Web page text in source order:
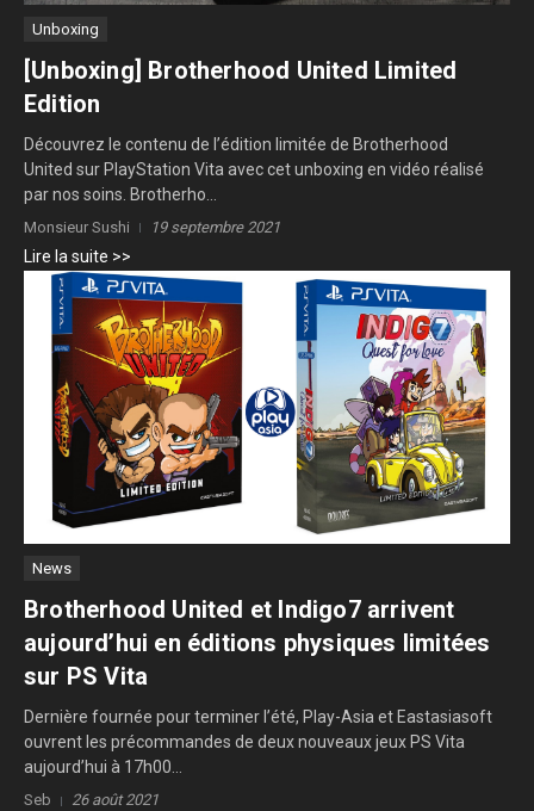
Unboxing
[Unboxing] Brotherhood United Limited
Edition
Découvrez le contenu de l’édition limitée de Brotherhood
United sur PlayStation Vita avec cet unboxing en vidéo réalisé
par nos soins. Brotherho...
Monsieur Sushi 19 septembre 2021
Lire la suite >>
News
Brotherhood United et Indigo7 arrivent
aujourd’hui en éditions physiques limitées
sur PS Vita
Dernière fournée pour terminer l’été, Play-Asia et Eastasiasoft
ouvrent les précommandes de deux nouveaux jeux PS Vita
aujourd’hui à 17h00...
Seb 26 août 2021